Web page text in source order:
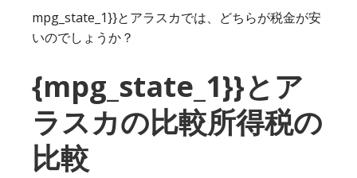
mpg_state_1}}とアラスカでは、どちらが税金が安
いのでしょうか？
{mpg_state_1}}とア
ラスカの比較所得税の
比較